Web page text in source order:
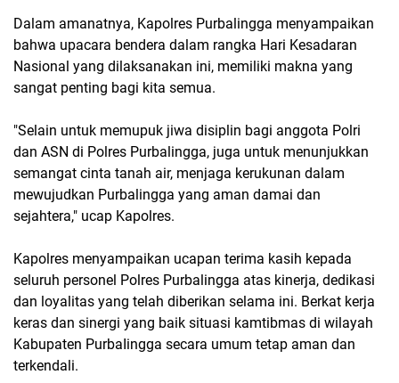
Dalam amanatnya, Kapolres Purbalingga menyampaikan
bahwa upacara bendera dalam rangka Hari Kesadaran
Nasional yang dilaksanakan ini, memiliki makna yang
sangat penting bagi kita semua.
"Selain untuk memupuk jiwa disiplin bagi anggota Polri
dan ASN di Polres Purbalingga, juga untuk menunjukkan
semangat cinta tanah air, menjaga kerukunan dalam
mewujudkan Purbalingga yang aman damai dan
sejahtera," ucap Kapolres.
Kapolres menyampaikan ucapan terima kasih kepada
seluruh personel Polres Purbalingga atas kinerja, dedikasi
dan loyalitas yang telah diberikan selama ini. Berkat kerja
keras dan sinergi yang baik situasi kamtibmas di wilayah
Kabupaten PurbaIingga secara umum tetap aman dan
terkendali.